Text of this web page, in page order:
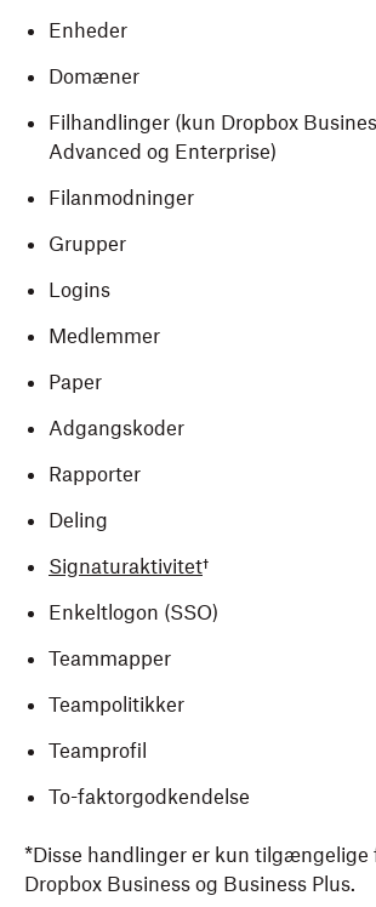
Enheder
Domæner
Filhandlinger (kun Dropbox
Advanced og Enterprise)
Filanmodninger
Grupper
Logins
Medlemmer
Paper
Adgangskoder
Rapporter
Deling
Signaturaktivitet†
Enkeltlogon (SSO)
Teammapper
Teampolitikker
Teamprofil
To-faktorgodkendelse
*Disse handlinger er kun tilgængelige
Dropbox Business og Business Plus.